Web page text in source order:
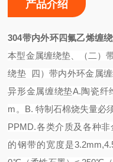
产品介绍
304带内外环四氟乙烯缠
本型金属缠绕垫、（二）
绕垫
四）带内外环金属
异形金属缠绕垫A.陶瓷纤
m。B. 特制石棉烧失量必
PPMD.各类介质及各种
的钢带的宽度是